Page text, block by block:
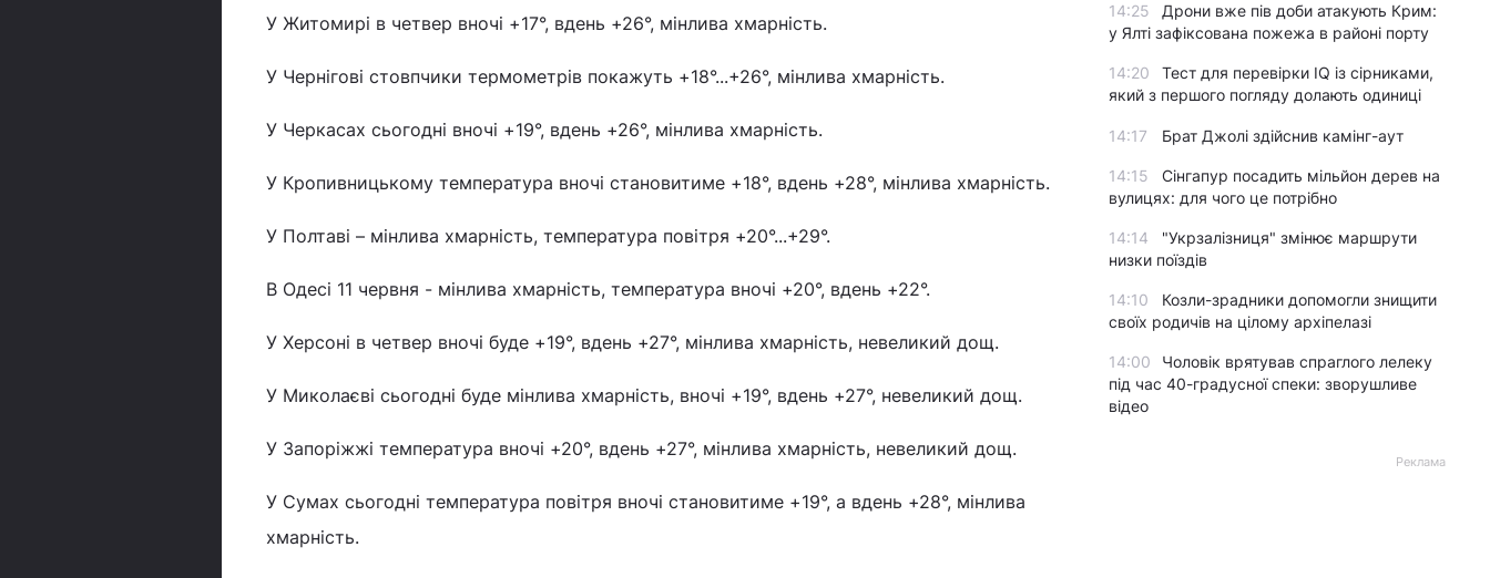
У Житомирі в четвер вночі +17°, вдень +26°, мінлива хмарність.
У Чернігові стовпчики термометрів покажуть +18°...+26°, мінлива хмарність.
У Черкасах сьогодні вночі +19°, вдень +26°, мінлива хмарність.
У Кропивницькому температура вночі становитиме +18°, вдень +28°, мінлива хмарність.
У Полтаві – мінлива хмарність, температура повітря +20°...+29°.
В Одесі 11 червня - мінлива хмарність, температура вночі +20°, вдень +22°.
У Херсоні в четвер вночі буде +19°, вдень +27°, мінлива хмарність, невеликий дощ.
У Миколаєві сьогодні буде мінлива хмарність, вночі +19°, вдень +27°, невеликий дощ.
У Запоріжжі температура вночі +20°, вдень +27°, мінлива хмарність, невеликий дощ.
У Сумах сьогодні температура повітря вночі становитиме +19°, а вдень +28°, мінлива
хмарність.
14:25
Дрони вже пів доби атакують Крим:
у Ялті зафіксована пожежа в районі порту
14:20
Тест для перевірки IQ із сірниками,
який з першого погляду долають одиниці
14:17 Брат Джолі здійснив камінг-аут
14:15
Сінгапур посадить мільйон дерев на
вулицях: для чого це потрібно
14:14
"Укрзалізниця" змінює маршрути
низки поїздів
14:10
Козли-зрадники допомогли знищити
своїх родичів на цілому архіпелазі
14:00
Чоловік врятував спраглого лелеку
під час 40-градусної спеки: зворушливе
відео
Реклама